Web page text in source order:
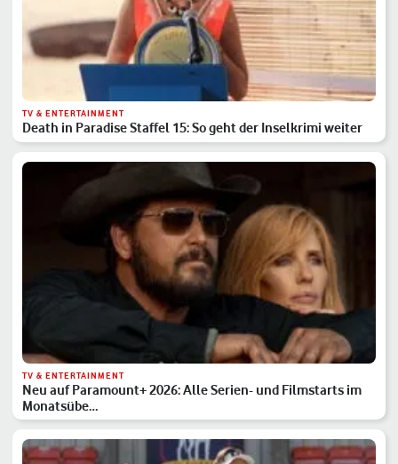
TV & ENTERTAINMENT
Death in Paradise Staffel 15: So geht der Inselkrimi weiter
TV & ENTERTAINMENT
Neu auf Paramount+ 2026: Alle Serien- und Filmstarts im
Monatsübe…